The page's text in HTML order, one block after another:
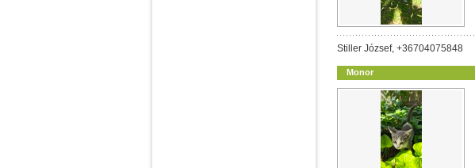
Stiller József, +36704075848
Monor